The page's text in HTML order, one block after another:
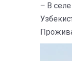
– В